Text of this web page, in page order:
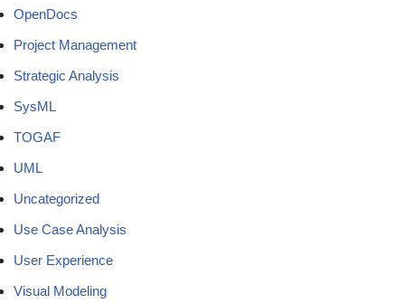
OpenDocs
Project Management
Strategic Analysis
SysML
TOGAF
UML
Uncategorized
Use Case Analysis
User Experience
Visual Modeling